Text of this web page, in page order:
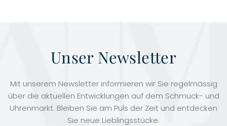
Unser Newsletter
Mit unserem Newsletter informieren wir Sie regelmässig
über die aktuellen Entwicklungen auf dem Schmuck- und
Uhrenmarkt. Bleiben Sie am Puls der Zeit und entdecken
Sie neue Lieblingsstücke.